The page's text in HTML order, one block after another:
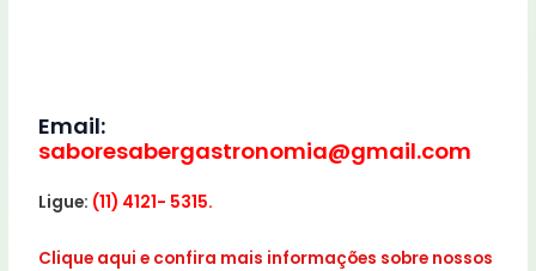
Email:
saboresabergastronomia@gmail.com
Ligue: (11) 4121- 5315.
Clique aqui e confira mais informações sobre nossos